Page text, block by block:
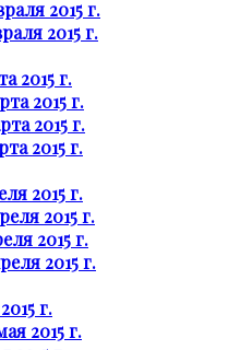
2015 г.
2015 г.
2015 г.
2015 г.
2015 г.
2015 г.
2015 г.
2015 г.
2015 г.
2015 г.
г.
2015 г.